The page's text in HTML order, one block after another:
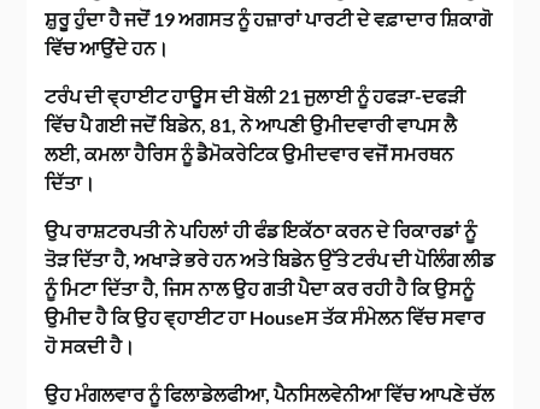
ਸ਼ੁਰੂ ਹੁੰਦਾ ਹੈ ਜਦੋਂ 19 ਅਗਸਤ ਨੂੰ ਹਜ਼ਾਰਾਂ ਪਾਰਟੀ ਦੇ ਵਫ਼ਾਦਾਰ ਸ਼ਿਕਾਗੋ
ਵਿੱਚ ਆਉਂਦੇ ਹਨ।
ਟਰੰਪ ਦੀ ਵ੍ਹਾਈਟ ਹਾਊਸ ਦੀ ਬੋਲੀ 21 ਜੁਲਾਈ ਨੂੰ ਹਫੜਾ-ਦਫੜੀ
ਵਿੱਚ ਪੈ ਗਈ ਜਦੋਂ ਬਿਡੇਨ, 81, ਨੇ ਆਪਣੀ ਉਮੀਦਵਾਰੀ ਵਾਪਸ ਲੈ
ਲਈ, ਕਮਲਾ ਹੈਰਿਸ ਨੂੰ ਡੈਮੋਕਰੇਟਿਕ ਉਮੀਦਵਾਰ ਵਜੋਂ ਸਮਰਥਨ
ਦਿੱਤਾ।
ਉਪ ਰਾਸ਼ਟਰਪਤੀ ਨੇ ਪਹਿਲਾਂ ਹੀ ਫੰਡ ਇਕੱਠਾ ਕਰਨ ਦੇ ਰਿਕਾਰਡਾਂ ਨੂੰ
ਤੋੜ ਦਿੱਤਾ ਹੈ, ਅਖਾੜੇ ਭਰੇ ਹਨ ਅਤੇ ਬਿਡੇਨ ਉੱਤੇ ਟਰੰਪ ਦੀ ਪੋਲਿੰਗ ਲੀਡ
ਨੂੰ ਮਿਟਾ ਦਿੱਤਾ ਹੈ, ਜਿਸ ਨਾਲ ਉਹ ਗਤੀ ਪੈਦਾ ਕਰ ਰਹੀ ਹੈ ਕਿ ਉਸਨੂੰ
ਉਮੀਦ ਹੈ ਕਿ ਉਹ ਵ੍ਹਾਈਟ ਹਾ Houseਸ ਤੱਕ ਸੰਮੇਲਨ ਵਿੱਚ ਸਵਾਰ
ਹੋ ਸਕਦੀ ਹੈ।
ਉਹ ਮੰਗਲਵਾਰ ਨੂੰ ਫਿਲਾਡੇਲਫੀਆ, ਪੈਨਸਿਲਵੇਨੀਆ ਵਿੱਚ ਆਪਣੇ ਚੱਲ